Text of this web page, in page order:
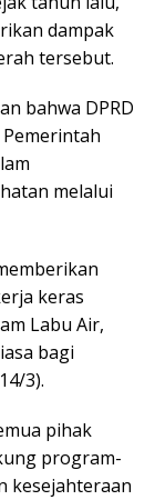
dampak
tersebut.
bahwa DPRD
melalui
keras
Labu Air,
bagi
3).
pihak
program-
kesejahteraan